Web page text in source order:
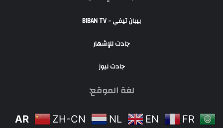
بيبان تيفي - BIBAN TV
جادت للإشهار
جادت نيوز
لغة الموقع:
AR ZH-CN NL EN
FR